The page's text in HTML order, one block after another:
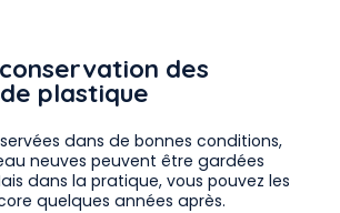
des
plastique
dans de bonnes conditions,
neuves peuvent être gardées
dans la pratique, vous pouvez les
quelques années après.